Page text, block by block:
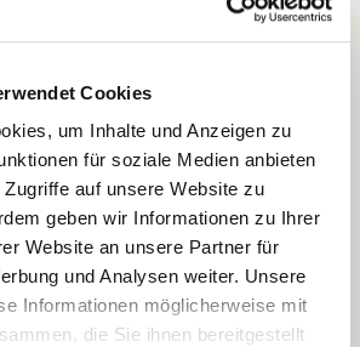
Cookies
um Inhalte und Anzeigen zu
für soziale Medien anbieten
auf unsere Website zu
geben wir Informationen zu Ihrer
Website an unsere Partner für
und Analysen weiter. Unsere
Informationen möglicherweise mit
die Sie ihnen bereitgestellt
dass meine personenbezogenen Daten
der Durchführung der Kontaktanfrage
der Garitz Bewirtschaftungsbetriebe
Straße 2, 97688 Bad Kissingen
und an die für das Stellenangebot
Kontaktaufnahme weitergegeben
kann ich jederzeit gegenüber dem